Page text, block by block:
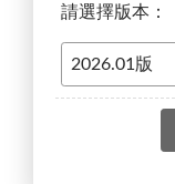
請選擇版本：